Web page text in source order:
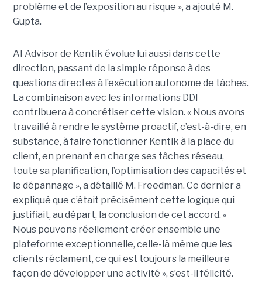
problème et de l’exposition au risque », a ajouté M.
Gupta.
AI Advisor de Kentik évolue lui aussi dans cette
direction, passant de la simple réponse à des
questions directes à l’exécution autonome de tâches.
La combinaison avec les informations DDI
contribuera à concrétiser cette vision. « Nous avons
travaillé à rendre le système proactif, c’est-à-dire, en
substance, à faire fonctionner Kentik à la place du
client, en prenant en charge ses tâches réseau,
toute sa planification, l’optimisation des capacités et
le dépannage », a détaillé M. Freedman. Ce dernier a
expliqué que c’était précisément cette logique qui
justifiait, au départ, la conclusion de cet accord. «
Nous pouvons réellement créer ensemble une
plateforme exceptionnelle, celle-là même que les
clients réclament, ce qui est toujours la meilleure
façon de développer une activité », s’est-il félicité.